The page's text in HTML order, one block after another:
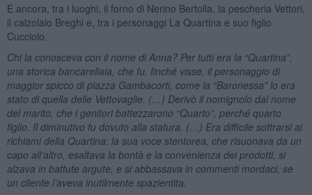
E ancora, tra i luoghi, il forno di Nerino Bertolla, la pescheria Vettori,
il calzolaio Breghi e, tra i personaggi La Quartina e suo figlio
Cucciolo.
Chi la conosceva con il nome di Anna? Per tutti era la “Quartina”,
una storica bancarellaia, che fu, finché visse, il personaggio di
maggior spicco di piazza Gambacorti, come la “Baronessa” lo era
stato di quella delle Vettovaglie. (…) Derivò il nomignolo dal nome
del marito, che i genitori battezzarono “Quarto”, perché quarto
figlio. Il diminutivo fu dovuto alla statura. (…) Era difficile sottrarsi ai
richiami della Quartina: la sua voce stentorea, che risuonava da un
capo all’altro, esaltava la bontà e la convenienza dei prodotti, si
alzava in battute argute, e si abbassava in commenti mordaci, se
un cliente l’aveva inutilmente spazientita.